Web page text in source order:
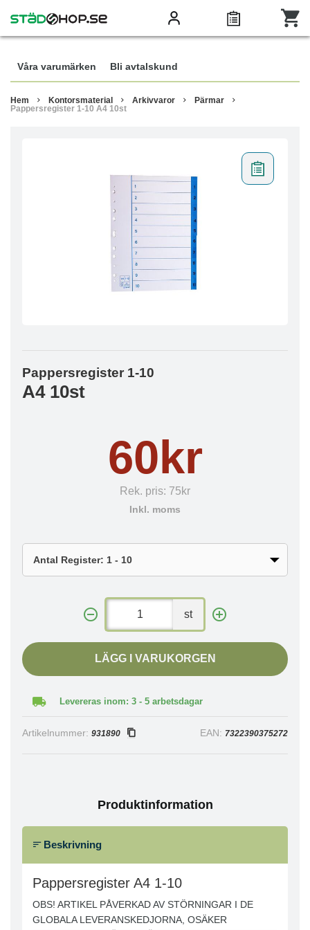
Våra varumärken Bli avtalskund
Hem Kontorsmaterial Arkivvaror
Pärmar
Pappersregister 1-10 A4 10st
Pappersregister 1-10
A4 10st
60kr
Rek. pris: 75kr
Inkl. moms
st
LÄGG I VARUKORGEN
Levereras inom: 3 - 5 arbetsdagar
Artikelnummer: 931890 EAN: 7322390375272
Produktinformation
Beskrivning
Pappersregister A4 1-10
OBS! ARTIKEL PÅVERKAD AV STÖRNINGAR I DE
GLOBALA LEVERANSKEDJORNA, OSÄKER